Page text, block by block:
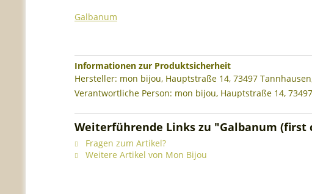
Galbanum
Informationen zur Produktsicherheit
Hersteller: mon bijou, Hauptstraße 14, 73497
Verantwortliche Person: mon bijou, Hauptstraße 14,
Weiterführende Links zu "Galbanum (first
Fragen zum Artikel?
Weitere Artikel von Mon Bijou